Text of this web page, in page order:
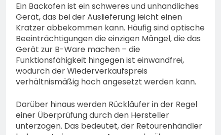
Ein Backofen ist ein schweres und unhandliches
Gerät, das bei der Auslieferung leicht einen
Kratzer abbekommen kann. Häufig sind optische
Beeinträchtigungen die einzigen Mängel, die das
Gerät zur B-Ware machen – die
Funktionsfähigkeit hingegen ist einwandfrei,
wodurch der Wiederverkaufspreis
verhältnismäßig hoch angesetzt werden kann.
Darüber hinaus werden Rückläufer in der Regel
einer Überprüfung durch den Hersteller
unterzogen. Das bedeutet, der Retourenhändler